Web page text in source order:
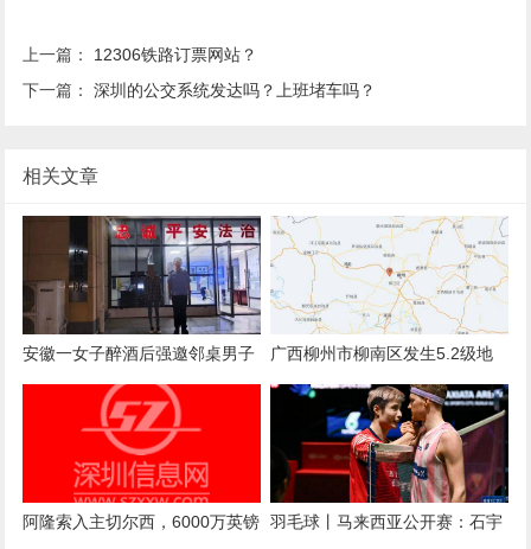
上一篇： 12306铁路订票网站？
下一篇：深圳的公交系统发达吗？上班堵车吗？
相关文章
安徽一女子醉酒后强邀邻桌男子
拼酒，遭拒后心生不满言语辱骂
广西柳州市柳南区发生5.2级地
震 南宁、河池等地有震感
阿隆索入主切尔西，6000万英镑 羽毛球丨马来西亚公开赛：石宇